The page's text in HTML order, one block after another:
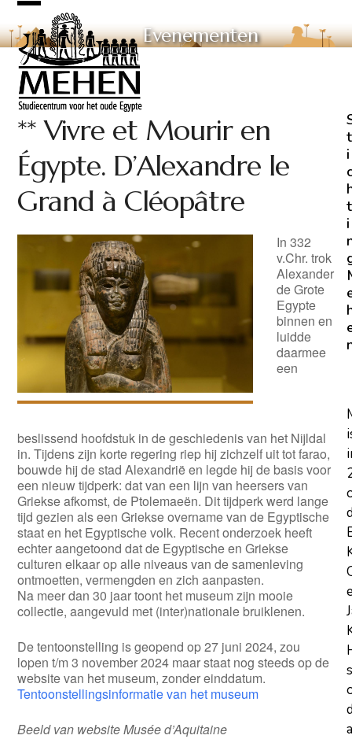
Skip
to
content
Open
mobile
menu
Close
mobile
menu
Evenementen
** Vivre et Mourir en
Égypte. D’Alexandre le
Grand à Cléopâtre
In 332
v.Chr. trok
Alexander
de Grote
Egypte
binnen en
luidde
daarmee
een
beslissend hoofdstuk in de geschiedenis van het Nijldal
in. Tijdens zijn korte regering riep hij zichzelf uit tot farao,
bouwde hij de stad Alexandrië en legde hij de basis voor
een nieuw tijdperk: dat van een lijn van heersers van
Griekse afkomst, de Ptolemaeën. Dit tijdperk werd lange
tijd gezien als een Griekse overname van de Egyptische
staat en het Egyptische volk. Recent onderzoek heeft
echter aangetoond dat de Egyptische en Griekse
culturen elkaar op alle niveaus van de samenleving
ontmoetten, vermengden en zich aanpasten.
Na meer dan 30 jaar toont het museum zijn mooie
collectie, aangevuld met (inter)nationale bruiklenen.
De tentoonstelling is geopend op 27 juni 2024, zou
lopen t/m 3 november 2024 maar staat nog steeds op de
website van het museum, zonder einddatum.
Tentoonstellingsinformatie van het museum
Beeld van website Musée d’Aquitaine
t
i
t
i